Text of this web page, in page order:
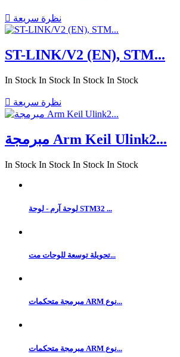
 نظرة سريعة
ST-LINK/V2 (EN), STM...
In Stock In Stock In Stock In Stock
 نظرة سريعة
مبرمجة Arm Keil Ulink2...
In Stock In Stock In Stock In Stock
لوحة آرم - لوحة STM32 ...
تحويلة توسعة للوحات مت...
مبرمجة متحكمات ARM نوع...
مبرمجة متحكمات ARM نوع...